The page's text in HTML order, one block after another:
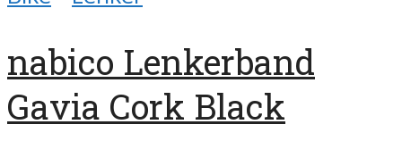
nabico Lenkerband
Gavia Cork Black